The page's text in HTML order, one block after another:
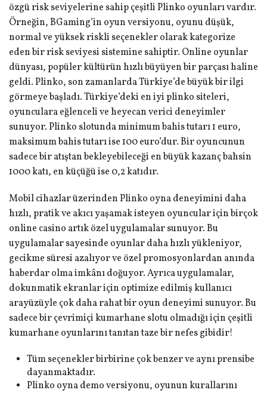
özgü risk seviyelerine sahip çeşitli Plinko oyunları vardır.
Örneğin, BGaming’in oyun versiyonu, oyunu düşük,
normal ve yüksek riskli seçenekler olarak kategorize
eden bir risk seviyesi sistemine sahiptir. Online oyunlar
dünyası, popüler kültürün hızlı büyüyen bir parçası haline
geldi. Plinko, son zamanlarda Türkiye’de büyük bir ilgi
görmeye başladı. Türkiye’deki en iyi plinko siteleri,
oyunculara eğlenceli ve heyecan verici deneyimler
sunuyor. Plinko slotunda minimum bahis tutarı 1 euro,
maksimum bahis tutarı ise 100 euro’dur. Bir oyuncunun
sadece bir atıştan bekleyebileceği en büyük kazanç bahsin
1000 katı, en küçüğü ise 0,2 katıdır.
Mobil cihazlar üzerinden Plinko oyna deneyimini daha
hızlı, pratik ve akıcı yaşamak isteyen oyuncular için birçok
online casino artık özel uygulamalar sunuyor. Bu
uygulamalar sayesinde oyunlar daha hızlı yükleniyor,
gecikme süresi azalıyor ve özel promosyonlardan anında
haberdar olma imkânı doğuyor. Ayrıca uygulamalar,
dokunmatik ekranlar için optimize edilmiş kullanıcı
arayüzüyle çok daha rahat bir oyun deneyimi sunuyor. Bu
sadece bir çevrimiçi kumarhane slotu olmadığı için çeşitli
kumarhane oyunlarını tanıtan taze bir nefes gibidir!
Tüm seçenekler birbirine çok benzer ve aynı prensibe
dayanmaktadır.
Plinko oyna demo versiyonu, oyunun kurallarını